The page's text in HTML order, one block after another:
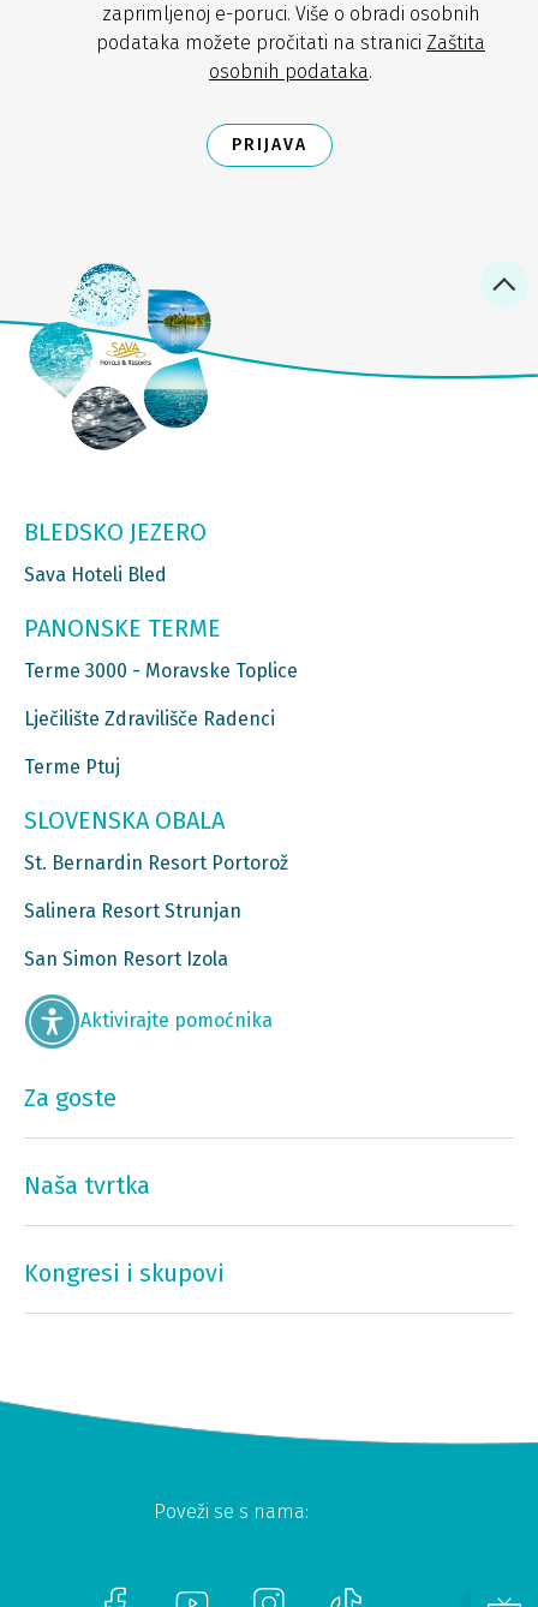
zaprimljenoj e-poruci. Više o obradi osobnih
podataka možete pročitati na stranici Zaštita
osobnih podataka.
PRIJAVA
BLEDSKO JEZERO
Sava Hoteli Bled
PANONSKE TERME
Terme 3000 - Moravske Toplice
Lječilište Zdravilišče Radenci
Terme Ptuj
SLOVENSKA OBALA
St. Bernardin Resort Portorož
Salinera Resort Strunjan
San Simon Resort Izola
Aktivirajte pomoćnika
Za goste
Naša tvrtka
Kongresi i skupovi
Poveži se s nama: